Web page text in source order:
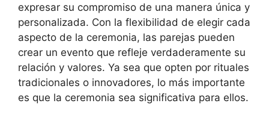
expresar su compromiso de una manera única y
personalizada. Con la flexibilidad de elegir cada
aspecto de la ceremonia, las parejas pueden
crear un evento que refleje verdaderamente su
relación y valores. Ya sea que opten por rituales
tradicionales o innovadores, lo más importante
es que la ceremonia sea significativa para ellos.